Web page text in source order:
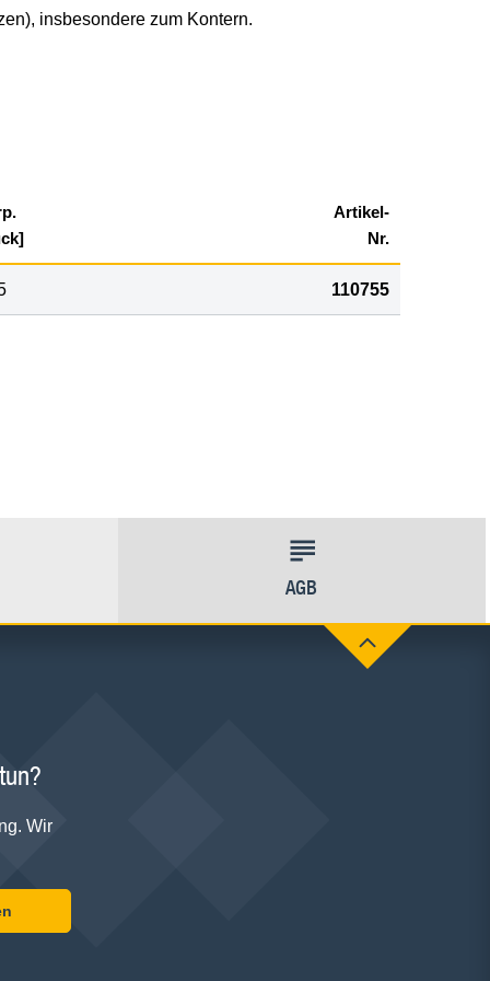
insbesondere zum Kontern.
Artikel-
Nr.
110755
AGB
Wir